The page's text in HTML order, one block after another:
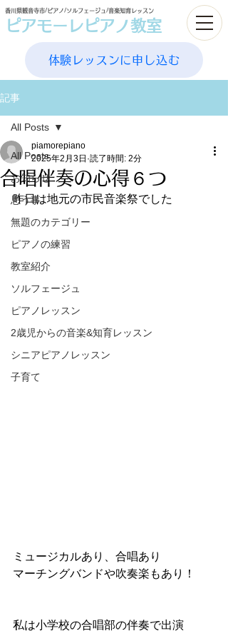
香川県観音寺市/ピアノ/ソルフェージュ/音楽知育レッスン
体験レッスンに申し込む
ピアモーレピアノ教室
記事
All Posts
お知らせ
思う事
無題のカテゴリー
ピアノの練習
教室紹介
ソルフェージュ
ピアノレッスン
2歳児からの音楽&知育レッスン
シニアピアノレッスン
子育て
All Posts
合唱伴奏の心得６つ
piamorepiano
2025年2月3日 読了時間: 2分
昨日は地元の市民音楽祭でした
ミュージカルあり、合唱あり
マーチングバンドや吹奏楽もあり！
私は小学校の合唱部の伴奏で出演